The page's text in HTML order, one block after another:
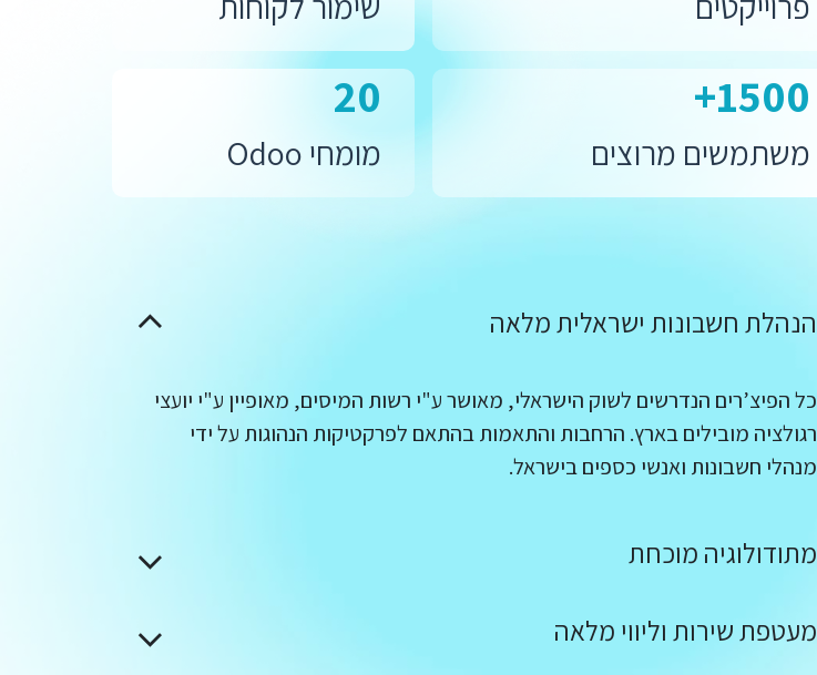
20
מומחי Odoo
הנהלת חשבונות ישראלית מלאה
כל הפיצ’רים הנדרשים לשוק הישראלי, מאושר ע"י רשות המיסים, מאופיין ע"י יועצי
רגולציה מובילים בארץ. הרחבות והתאמות בהתאם לפרקטיקות הנהוגות על ידי
מנהלי חשבונות ואנשי כספים בישראל.
מתודולוגיה מוכחת
מעטפת שירות וליווי מלאה
1500+
משתמשים מרוצים